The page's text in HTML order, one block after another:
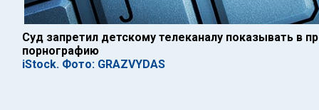
Суд запретил детскому телеканалу показывать в
порнографию
iStock. Фото: GRAZVYDAS